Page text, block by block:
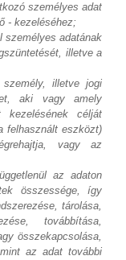
személyes adat
- kezeléséhez;
személyes adatának
illetve a
illetve jogi
aki vagy amely
célját
felhasznált eszközt)
vagy az
az adaton
összessége, így
tárolása,
továbbítása,
összekapcsolása,
az adat további